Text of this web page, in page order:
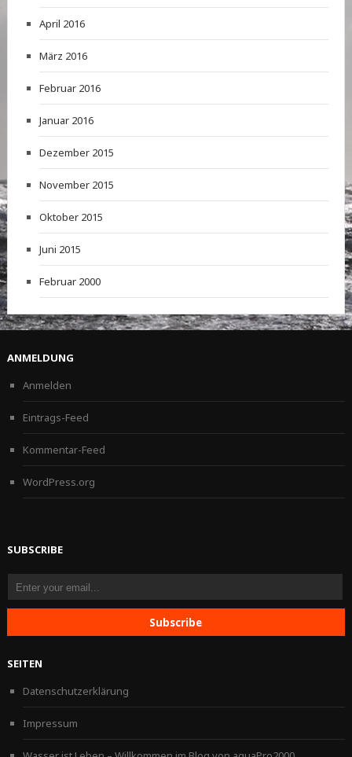
April 2016
März 2016
Februar 2016
Januar 2016
Dezember 2015
November 2015
Oktober 2015
Juni 2015
Februar 2000
ANMELDUNG
Anmelden
Eintrags-Feed
Kommentar-Feed
WordPress.org
SUBSCRIBE
SEITEN
Datenschutzerklärung
Impressum